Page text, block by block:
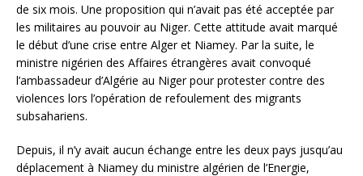
de six mois. Une proposition qui n’avait pas été acceptée par
les militaires au pouvoir au Niger. Cette attitude avait marqué
le début d’une crise entre Alger et Niamey. Par la suite, le
ministre nigérien des Affaires étrangères avait convoqué
l’ambassadeur d’Algérie au Niger pour protester contre des
violences lors l’opération de refoulement des migrants
subsahariens.
Depuis, il n’y avait aucun échange entre les deux pays jusqu’au
déplacement à Niamey du ministre algérien de l’Energie,